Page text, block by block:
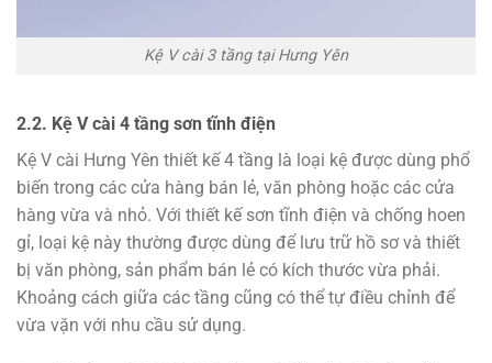
Kệ V cài 3 tầng tại Hưng Yên
2.2. Kệ V cài 4 tầng sơn tĩnh điện
Kệ V cài Hưng Yên thiết kế 4 tầng là loại kệ được dùng phổ
biến trong các cửa hàng bán lẻ, văn phòng hoặc các cửa
hàng vừa và nhỏ. Với thiết kế sơn tĩnh điện và chống hoen
gỉ, loại kệ này thường được dùng để lưu trữ hồ sơ và thiết
bị văn phòng, sản phẩm bán lẻ có kích thước vừa phải.
Khoảng cách giữa các tầng cũng có thể tự điều chỉnh để
vừa vặn với nhu cầu sử dụng.